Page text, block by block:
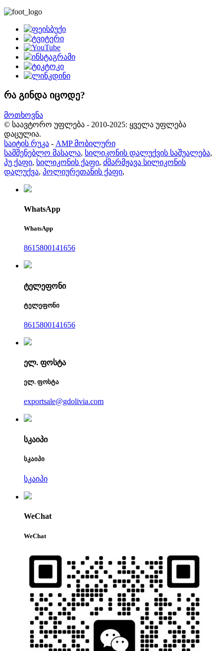
რა გინდა იცოდე?
მოთხოვნა
© საავტორო უფლება - 2010-2025: ყველა უფლება
დაცულია.
საიტის რუკა - AMP მობილური
სამშენებლო მასალა, სილიკონის დალუქვის საშუალება,
პუ ქაფი, სილიკონის ქაფი, ძმარმჟავა სილიკონის
დალუქვა, პოლიურეთანის ქაფი,
WhatsApp
WhatsApp
8615800141656
ტელეფონი
ტელეფონი
8615800141656
ელ. ფოსტა
ელ. ფოსტა
exportsale@gdolivia.com
სკაიპი
სკაიპი
სკაიპი
WeChat
WeChat